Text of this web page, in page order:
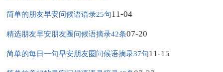
简单的朋友早安问候语语录25句11-04
精选朋友早安朋友圈问候语摘录42条07-20
简单的每日一句早安朋友圈问候语摘录37句11-15